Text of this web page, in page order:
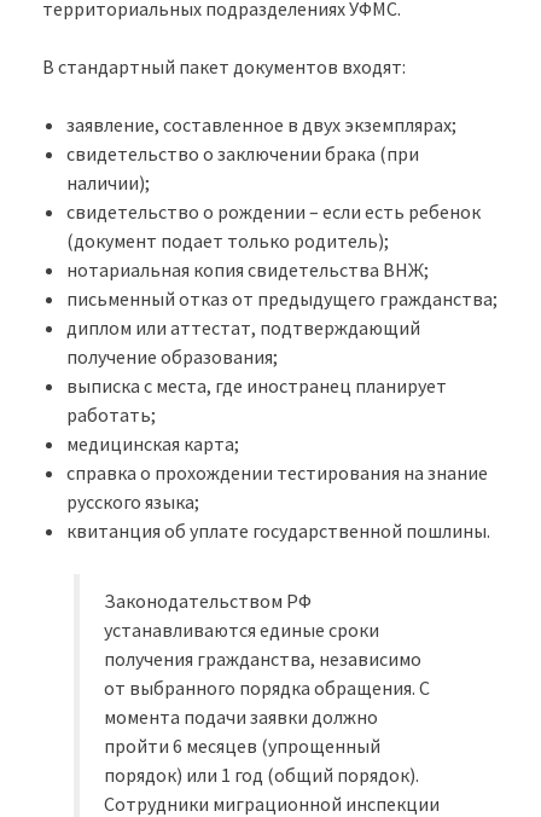
территориальных подразделениях УФМС.
В стандартный пакет документов входят:
заявление, составленное в двух экземплярах;
свидетельство о заключении брака (при
наличии);
свидетельство о рождении – если есть ребенок
(документ подает только родитель);
нотариальная копия свидетельства ВНЖ;
письменный отказ от предыдущего гражданства;
диплом или аттестат, подтверждающий
получение образования;
выписка с места, где иностранец планирует
работать;
медицинская карта;
справка о прохождении тестирования на знание
русского языка;
квитанция об уплате государственной пошлины.
Законодательством РФ
устанавливаются единые сроки
получения гражданства, независимо
от выбранного порядка обращения. С
момента подачи заявки должно
пройти 6 месяцев (упрощенный
порядок) или 1 год (общий порядок).
Сотрудники миграционной инспекции